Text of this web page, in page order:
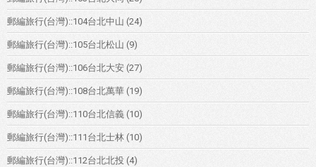
郵編旅行(台灣)::104台北中山 (24)
郵編旅行(台灣)::105台北松山 (9)
郵編旅行(台灣)::106台北大安 (27)
郵編旅行(台灣)::108台北萬華 (19)
郵編旅行(台灣)::110台北信義 (10)
郵編旅行(台灣)::111台北士林 (10)
郵編旅行(台灣)::112台北北投 (4)